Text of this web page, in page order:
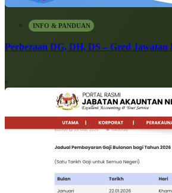
INFO & PANDUAN
Perbezaan DG, DH, DS – Gred